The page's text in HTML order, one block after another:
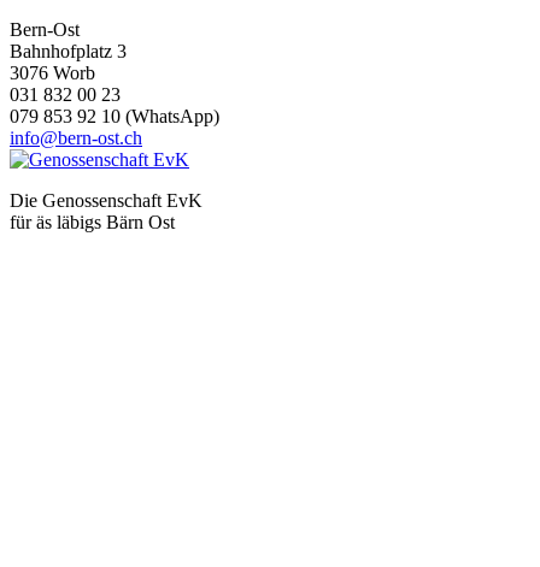
Bern-Ost
Bahnhofplatz 3
3076 Worb
031 832 00 23
079 853 92 10 (WhatsApp)
info@bern-ost.ch
Die Genossenschaft EvK
für äs läbigs Bärn Ost